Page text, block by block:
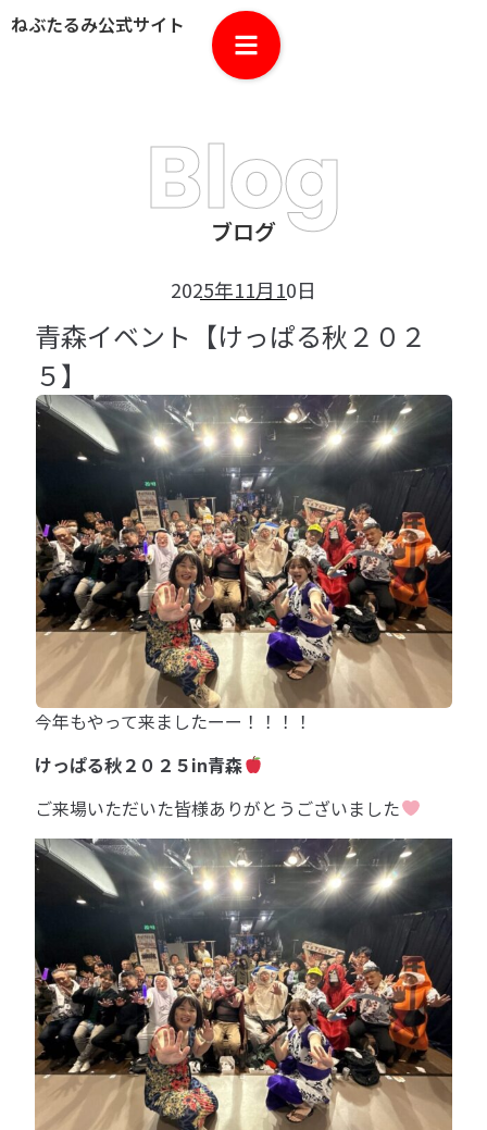
ねぶたるみ公式サイト
Blog
ブログ
2025年11月10日
青森イベント【けっぱる秋２０２
５】
今年もやって来ましたーー！！！！
けっぱる秋２０２５in青森
ご来場いただいた皆様ありがとうございました